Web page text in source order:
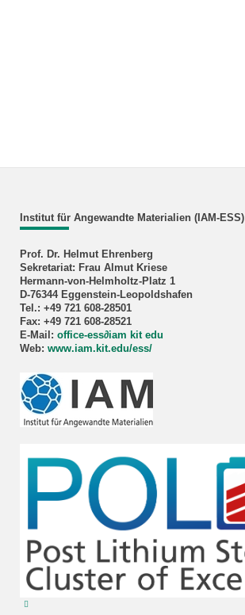
Institut für Angewandte Materialien (IAM-ESS)
Prof. Dr. Helmut Ehrenberg
Sekretariat: Frau Almut Kriese
Hermann-von-Helmholtz-Platz 1
D-76344 Eggenstein-Leopoldshafen
Tel.: +49 721 608-28501
Fax: +49 721 608-28521
E-Mail: office-ess∂iam kit edu
Web: www.iam.kit.edu/ess/